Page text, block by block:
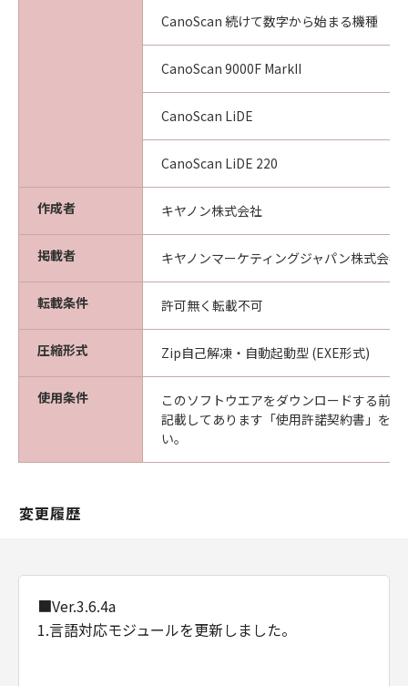
CanoScan 続けて数字から始まる機種
CanoScan 9000F MarkII
CanoScan LiDE
CanoScan LiDE 220
作成者 キヤノン株式会社
掲載者 キヤノンマーケティングジャパン株式会社
転載条件 許可無く転載不可
圧縮形式 Zip自己解凍・自動起動型 (EXE形式)
使用条件
このソフトウエアをダウンロードする前
記載してあります「使用許諾契約書」を
い。
変更履歴
■Ver.3.6.4a
1.言語対応モジュールを更新しました。